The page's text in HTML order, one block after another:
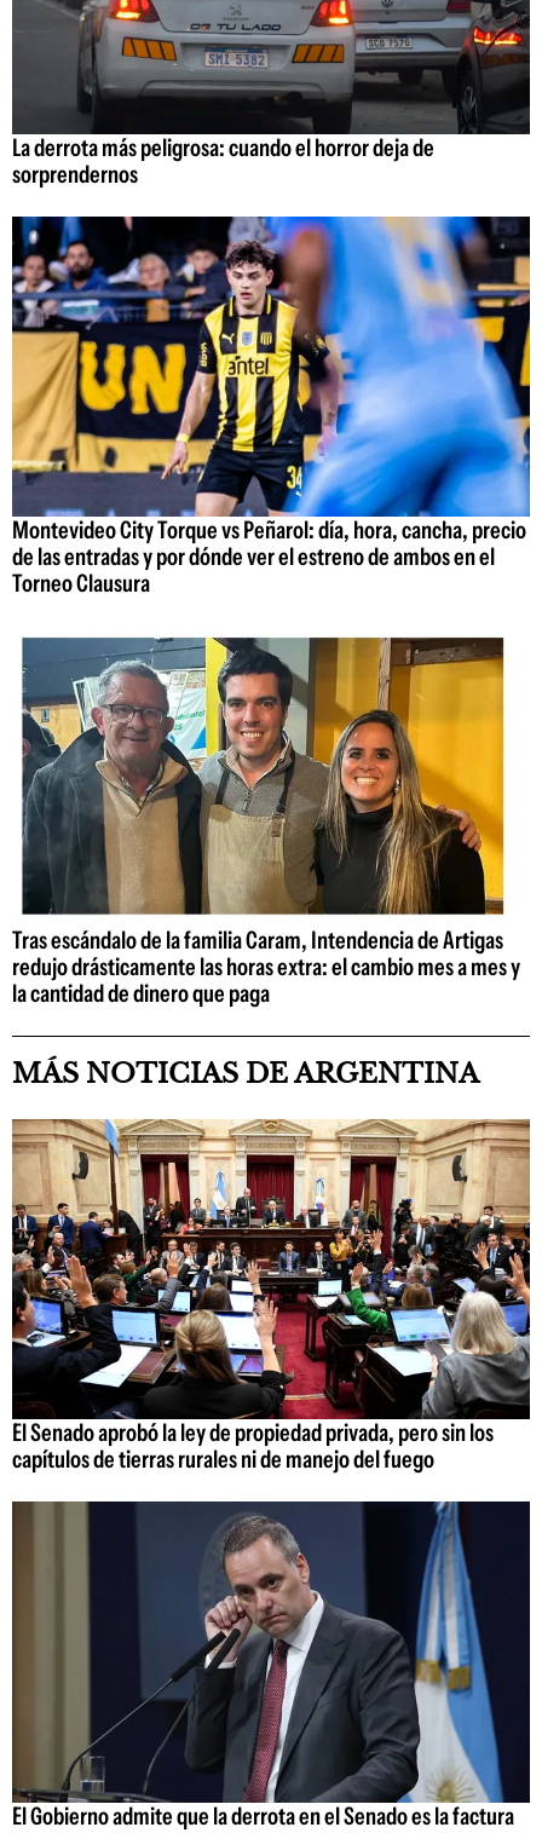
La derrota más peligrosa: cuando el horror deja de
sorprendernos
Montevideo City Torque vs Peñarol: día, hora, cancha, precio
de las entradas y por dónde ver el estreno de ambos en el
Torneo Clausura
Tras escándalo de la familia Caram, Intendencia de Artigas
redujo drásticamente las horas extra: el cambio mes a mes y
la cantidad de dinero que paga
MÁS NOTICIAS DE ARGENTINA
El Senado aprobó la ley de propiedad privada, pero sin los
capítulos de tierras rurales ni de manejo del fuego
El Gobierno admite que la derrota en el Senado es la factura